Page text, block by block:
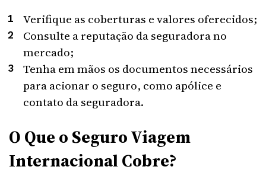
Verifique as coberturas e valores oferecidos;
Consulte a reputação da seguradora no
mercado;
Tenha em mãos os documentos necessários
para acionar o seguro, como apólice e
contato da seguradora.
O Que o Seguro Viagem
Internacional Cobre?